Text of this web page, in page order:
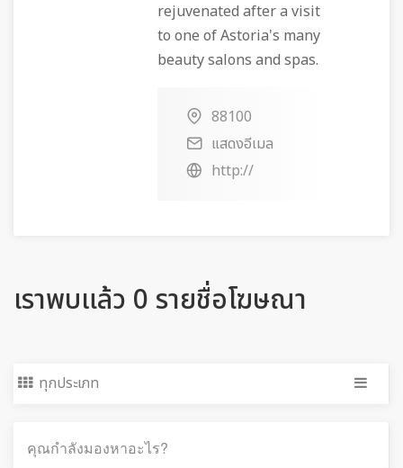
rejuvenated after a visit
to one of Astoria's many
beauty salons and spas.
88100
แสดงอีเมล
http://
เราพบแล้ว 0 รายชื่อโฆษณา
ทุกประเภท